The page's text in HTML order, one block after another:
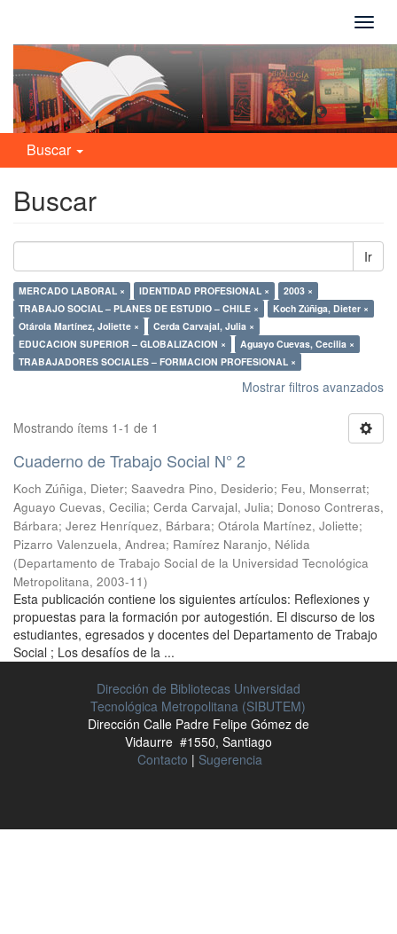
Buscar
Buscar
Ir
MERCADO LABORAL × IDENTIDAD PROFESIONAL ×
2003 ×
TRABAJO SOCIAL – PLANES DE ESTUDIO – CHILE ×
Koch Zúñiga, Dieter ×
Otárola Martínez, Joliette ×
Cerda Carvajal, Julia ×
EDUCACION SUPERIOR – GLOBALIZACION ×
Aguayo Cuevas, Cecilia ×
TRABAJADORES SOCIALES – FORMACION PROFESIONAL ×
Mostrar filtros avanzados
Mostrando ítems 1-1 de 1
Cuaderno de Trabajo Social N° 2
Koch Zúñiga, Dieter; Saavedra Pino, Desiderio; Feu, Monserrat;
Aguayo Cuevas, Cecilia; Cerda Carvajal, Julia; Donoso Contreras,
Bárbara; Jerez Henríquez, Bárbara; Otárola Martínez, Joliette;
Pizarro Valenzuela, Andrea; Ramírez Naranjo, Nélida
(Departamento de Trabajo Social de la Universidad Tecnológica
Metropolitana, 2003-11)
Esta publicación contiene los siguientes artículos: Reflexiones y
propuestas para la formación por autogestión. El discurso de los
estudiantes, egresados y docentes del Departamento de Trabajo
Social ; Los desafíos de la ...
Dirección de Bibliotecas Universidad
Tecnológica Metropolitana (SIBUTEM)
Dirección Calle Padre Felipe Gómez de
Vidaurre #1550, Santiago
Contacto | Sugerencia